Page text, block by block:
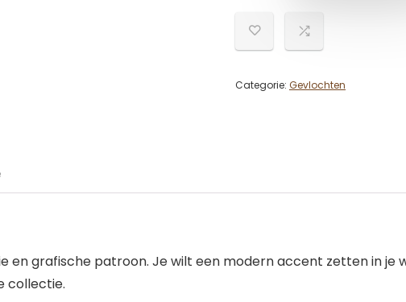
Categorie: Gevlochten
en grafische patroon. Je wilt een modern accent zetten in je
collectie.